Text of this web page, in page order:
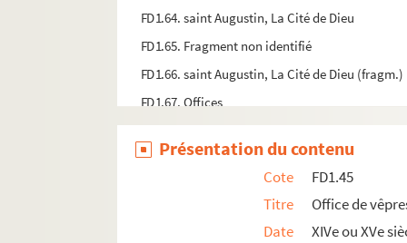
FD1.64. saint Augustin, La Cité de Dieu
FD1.65. Fragment non identifié
FD1.66. saint Augustin, La Cité de Dieu (fragm.)
FD1.67. Offices
FD1.68. Fragment non identifié
FD1.69. Offices
FD1.71. Recettes d'un receveur d'un impôt
Présentation du contenu
Cote
FD1.45
Titre
Office de
Date
XIVe ou XVe